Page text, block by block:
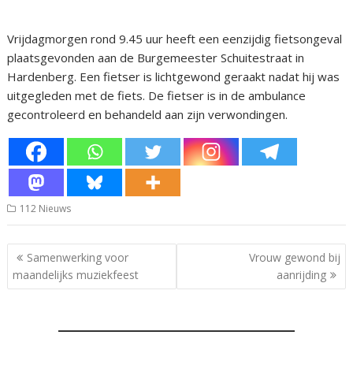
Vrijdagmorgen rond 9.45 uur heeft een eenzijdig fietsongeval
plaatsgevonden aan de Burgemeester Schuitestraat in
Hardenberg. Een fietser is lichtgewond geraakt nadat hij was
uitgegleden met de fiets. De fietser is in de ambulance
gecontroleerd en behandeld aan zijn verwondingen.
112 Nieuws
Bericht
navigatie
Samenwerking voor
maandelijks muziekfeest
Vrouw gewond bij
aanrijding